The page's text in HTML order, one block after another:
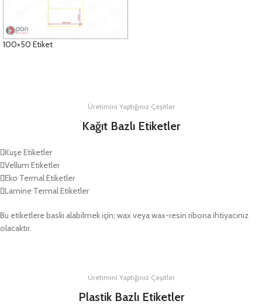
100×50 Etiket
Üretimini Yaptığınız Çeşitler
Kağıt Bazlı Etiketler
Kuşe Etiketler
Vellum Etiketler
Eko Termal Etiketler
Lamine Termal Etiketler
Bu etiketlere baskı alabilmek için; wax veya wax-resin ribona ihtiyacınız
olacaktır.
Üretimini Yaptığınız Çeşitler
Plastik Bazlı Etiketler